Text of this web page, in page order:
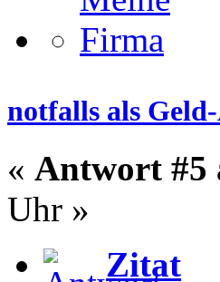
notfalls als
« Antwort #5
Uhr »
Zitat